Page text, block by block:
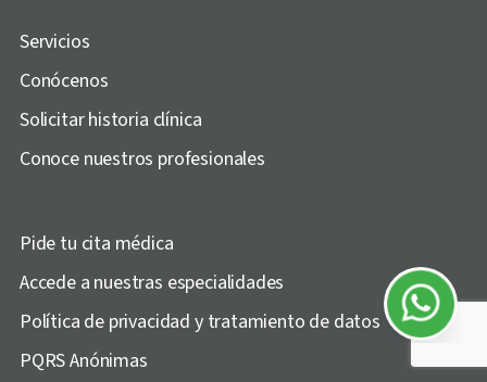
Asistente
virtual
Servicios
Conócenos
Solicitar historia clínica
Conoce nuestros profesionales
Pide tu cita médica
Accede a nuestras especialidades
Política de privacidad y tratamiento de datos
PQRS Anónimas